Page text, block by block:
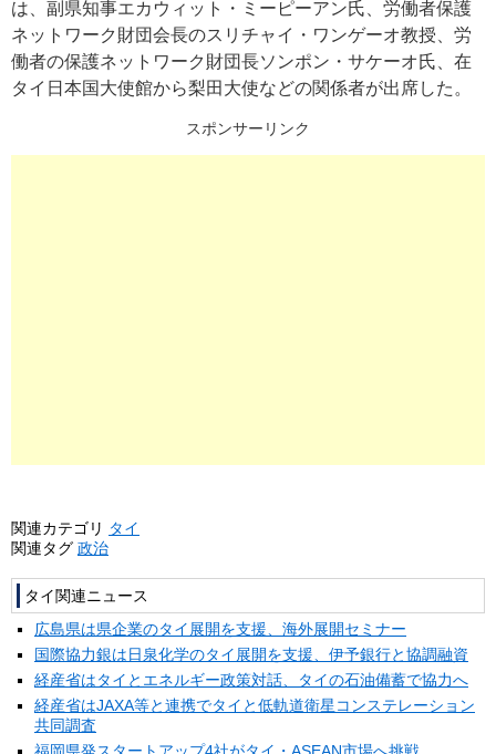
は、副県知事エカウィット・ミーピーアン氏、労働者保護
ネットワーク財団会長のスリチャイ・ワンゲーオ教授、労
働者の保護ネットワーク財団長ソンポン・サケーオ氏、在
タイ日本国大使館から梨田大使などの関係者が出席した。
スポンサーリンク
関連カテゴリ タイ
関連タグ 政治
タイ関連ニュース
広島県は県企業のタイ展開を支援、海外展開セミナー
国際協力銀は日泉化学のタイ展開を支援、伊予銀行と協調融資
経産省はタイとエネルギー政策対話、タイの石油備蓄で協力へ
経産省はJAXA等と連携でタイと低軌道衛星コンステレーション
共同調査
福岡県発スタートアップ4社がタイ・ASEAN市場へ挑戦